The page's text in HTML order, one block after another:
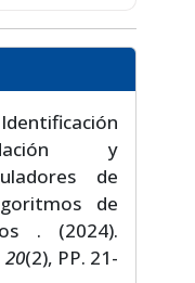
y
de
de
. (2024).
20(2), PP. 21-